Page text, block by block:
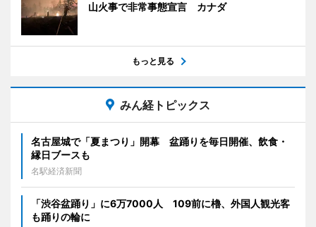
山火事で非常事態宣言 カナダ
もっと見る
みん経トピックス
名古屋城で「夏まつり」開幕 盆踊りを毎日開催、飲食・
縁日ブースも
名駅経済新聞
「渋谷盆踊り」に6万7000人 109前に櫓、外国人観光客
も踊りの輪に